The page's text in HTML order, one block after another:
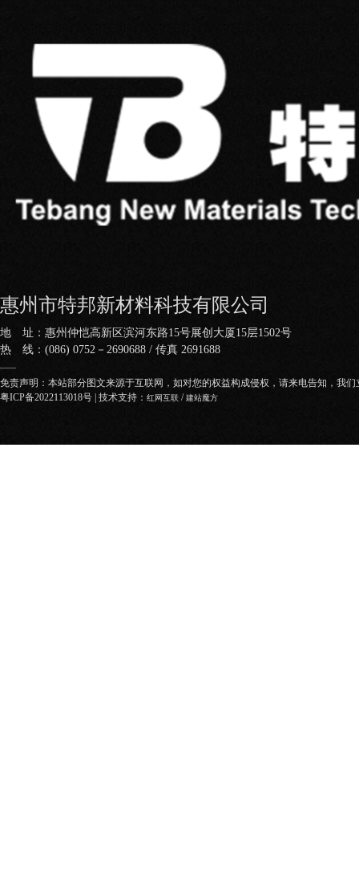
惠州市特邦新材料科技有限公司
地 址：惠州仲恺高新区滨河东路15号展创大厦15层1502号
热 线：(086) 0752－2690688 / 传真 2691688
——
免责声明：本站部分图文来源于互联网，如对您的权益构成侵权，请来电告知，我们
粤ICP备2022113018号 | 技术支持： 红网互联 /建站魔方